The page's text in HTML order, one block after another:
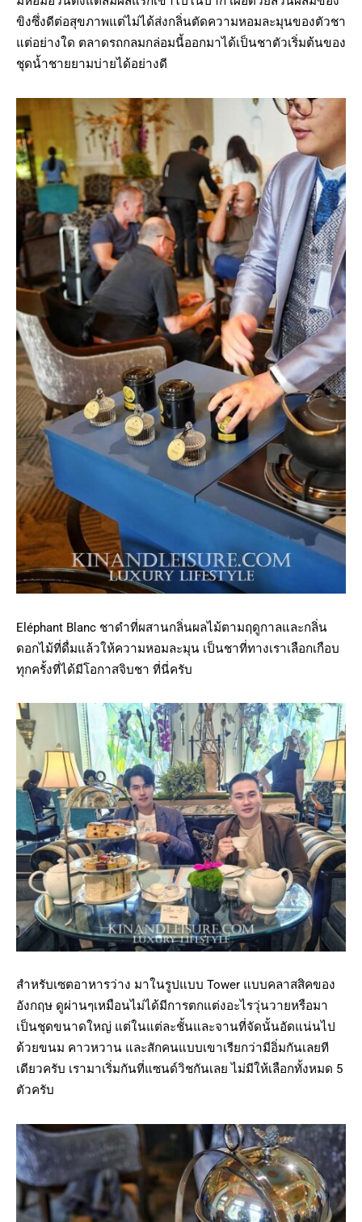
ขิงซึ่งดีต่อสุขภาพแต่ไม่ได้ส่งกลิ่นตัดความหอมละมุนของตัวชา
แต่อย่างใด ตลาดรถกลมกล่อมนี้ออกมาได้เป็นชาตัวเริ่มต้นของ
ชุดน้ำชายยามบ่ายได้อย่างดี
Eléphant Blanc ชาดำที่ผสานกลิ่นผลไม้ตามฤดูกาลและกลิ่น
ดอกไม้ที่ดื่มแล้วให้ความหอมละมุน เป็นชาที่ทางเราเลือกเกือบ
ทุกครั้งที่ได้มีโอกาสจิบชา ที่นี่ครับ
สำหรับเซตอาหารว่าง มาในรูปแบบ Tower แบบคลาสสิคของ
อังกฤษ ดูผ่านๆเหมือนไม่ได้มีการตกแต่งอะไรวุ่นวายหรือมา
เป็นชุดขนาดใหญ่ แต่ในแต่ละชั้นและจานที่จัดนั้นอัดแน่นไป
ด้วยขนม คาวหวาน และสักคนแบบเขาเรียกว่ามีอิ่มกันเลยที
เดียวครับ เรามาเริ่มกันที่แซนด์วิชกันเลย ไม่มีให้เลือกทั้งหมด 5
ตัวครับ